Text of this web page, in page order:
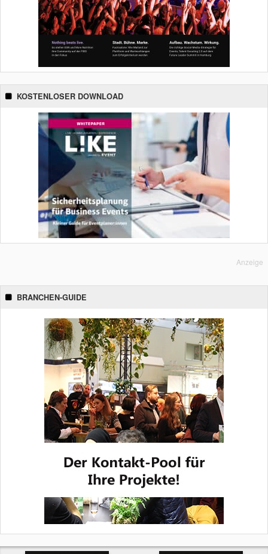
KOSTENLOSER DOWNLOAD
Anzeige
BRANCHEN-GUIDE